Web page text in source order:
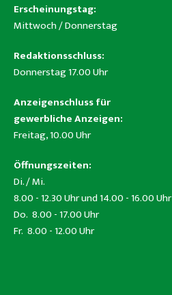
Erscheinungstag:
Mittwoch / Donnerstag
Redaktionsschluss:
Donnerstag 17.00 Uhr
Anzeigenschluss für
gewerbliche Anzeigen:
Freitag, 10.00 Uhr
Öffnungszeiten:
Di. / Mi.
8.00 - 12.30 Uhr und 14.00 - 16.00 Uhr
Do. 8.00 - 17.00 Uhr
Fr. 8.00 - 12.00 Uhr